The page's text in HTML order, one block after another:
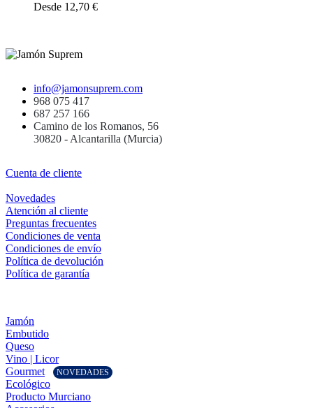
Desde 12,70 €
info@jamonsuprem.com
968 075 417
687 257 166
Camino de los Romanos, 56
30820 - Alcantarilla (Murcia)
Cuenta de cliente
Novedades
Atención al cliente
Preguntas frecuentes
Condiciones de venta
Condiciones de envío
Política de devolución
Política de garantía
Jamón
Embutido
Queso
Vino | Licor
Gourmet
NOVEDADES
Ecológico
Producto Murciano